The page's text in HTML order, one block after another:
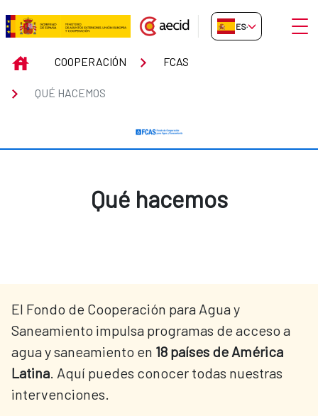
Saltar al contenido principal
Qué hacemos
ES-ES Abrir
INICIOCOOPERACIÓN FCAS
QUÉ HACEMOS
Qué hacemos
El Fondo de Cooperación para Agua y
Saneamiento impulsa programas de acceso a
agua y saneamiento en 18 países de América
Latina. Aquí puedes conocer todas nuestras
intervenciones.